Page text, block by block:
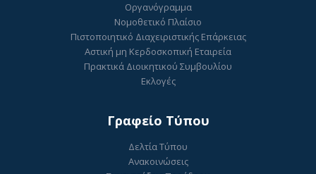
Οργανόγραμμα
Νομοθετικό Πλαίσιο
Πιστοποιητικό Διαχειριστικής Επάρκειας
Αστική μη Κερδοσκοπική Εταιρεία
Πρακτικά Διοικητικού Συμβουλίου
Εκλογές
Γραφείο Τύπου
Δελτία Τύπου
Ανακοινώσεις